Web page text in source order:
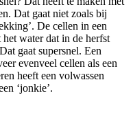
Dat gaat niet zoals bij
De cellen in een
water dat in de herfst
gaat supersnel. Een
evenveel cellen als een
heeft een volwassen
‘jonkie’.